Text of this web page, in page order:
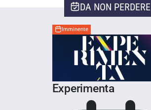
DA NON PERDERE
Imminente
Experimenta